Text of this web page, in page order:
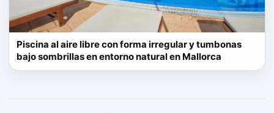
Piscina al aire libre con forma irregular y tumbonas
bajo sombrillas en entorno natural en Mallorca